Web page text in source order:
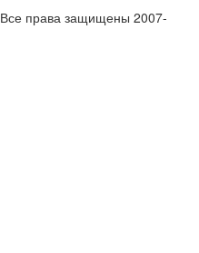
Все права защищены 2007-